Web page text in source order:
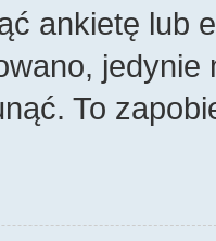
ankietę lub
To